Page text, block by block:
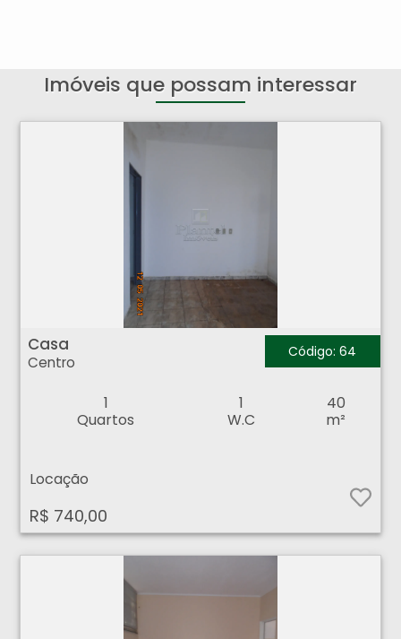
Imóveis que possam interessar
Casa - Centro - Ribeirão Preto
Casa
Centro
Código: 64
1
Quartos
1
W.C
40
m²
Locação
R$ 740,00